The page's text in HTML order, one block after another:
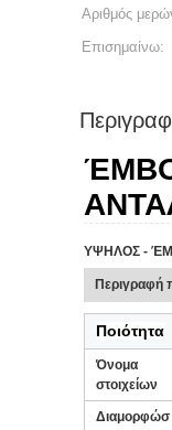
Αριθμός
Επισημαίνω:
ΥΨΗΛΟΣ -
Περιγραφή
Ποιότητα
Όνομα
στοιχείων
Διαμορφώσ